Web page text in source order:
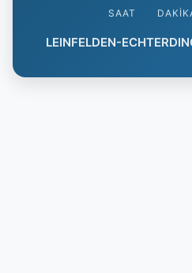
SAAT
LEINFELDEN-